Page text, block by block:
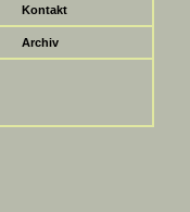
Kontakt
Archiv